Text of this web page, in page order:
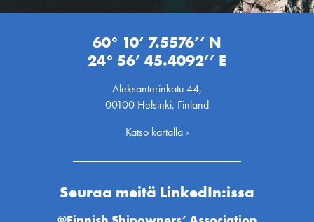
60° 10’ 7.5576’’ N
24° 56’ 45.4092’’ E
Aleksanterinkatu 44,
00100 Helsinki, Finland
Katso kartalla ›
Seuraa meitä LinkedIn:issa